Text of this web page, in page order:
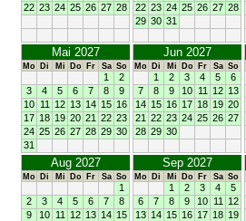
22 23 24 25 26 27 28
22 23 24 25 26 27 28
29 30 31
Mai 2027
Mo Di Mi Do Fr Sa So
1
2
3
4 5 6 7 8
9
10 11 12 13 14 15 16
17 18 19 20 21 22 23
24 25 26 27 28 29 30
31
Jun 2027
Mo Di Mi Do Fr Sa So
1 2 3 4 5
6
7
8 9 10 11 12 13
14 15 16 17 18 19 20
21 22 23 24 25 26 27
28 29 30
Aug 2027
Mo Di Mi Do Fr Sa So
1
2
3 4 5 6 7
8
9
10 11 12 13 14 15
Sep 2027
Mo Di Mi Do Fr Sa So
1 2 3 4
5
6
7 8 9 10 11
12
13 14 15 16 17 18 19